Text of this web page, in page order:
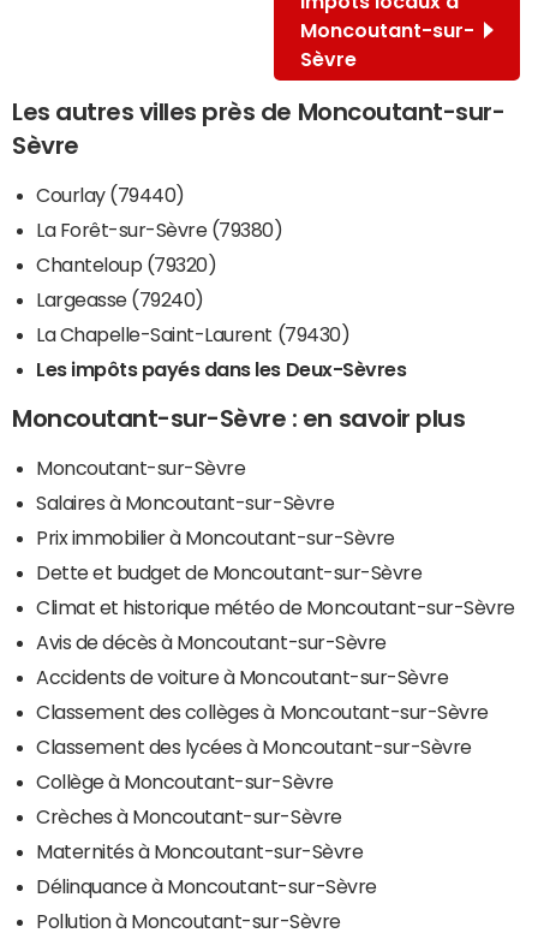
Moncoutant-sur-
Sèvre
Les autres villes près de Moncoutant-sur-
Sèvre
Courlay (79440)
La Forêt-sur-Sèvre (79380)
Chanteloup (79320)
Largeasse (79240)
La Chapelle-Saint-Laurent (79430)
Les impôts payés dans les Deux-Sèvres
Moncoutant-sur-Sèvre : en savoir plus
Moncoutant-sur-Sèvre
Salaires à Moncoutant-sur-Sèvre
Prix immobilier à Moncoutant-sur-Sèvre
Dette et budget de Moncoutant-sur-Sèvre
Climat et historique météo de Moncoutant-sur-Sèvre
Avis de décès à Moncoutant-sur-Sèvre
Accidents de voiture à Moncoutant-sur-Sèvre
Classement des collèges à Moncoutant-sur-Sèvre
Classement des lycées à Moncoutant-sur-Sèvre
Collège à Moncoutant-sur-Sèvre
Crèches à Moncoutant-sur-Sèvre
Maternités à Moncoutant-sur-Sèvre
Délinquance à Moncoutant-sur-Sèvre
Pollution à Moncoutant-sur-Sèvre